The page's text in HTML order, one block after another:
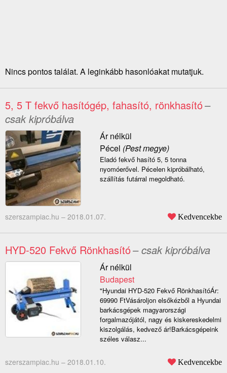
Nincs pontos találat. A leginkább hasonlóakat mutatjuk.
5, 5 T fekvő hasítógép, fahasító, rönkhasító–
csak kipróbálva
Ár nélkül
Pécel (Pest megye)
Eladó fekvő hasító 5, 5 tonna
nyomóerővel. Pécelen kipróbálható,
szállítás futárral megoldható.
szerszampiac.hu – 2018.01.07. Kedvencekbe
HYD-520 Fekvő Rönkhasító– csak kipróbálva
Ár nélkül
Budapest
"Hyundai HYD-520 Fekvő RönkhasítóÁr:
69990 FtVásároljon elsőkézből a Hyundai
barkácsgépek magyarországi
forgalmazójától, nagy és kiskereskedelmi
kiszolgálás, kedvező ár!Barkácsgépeink
széles válasz...
szerszampiac.hu – 2018.01.10. Kedvencekbe